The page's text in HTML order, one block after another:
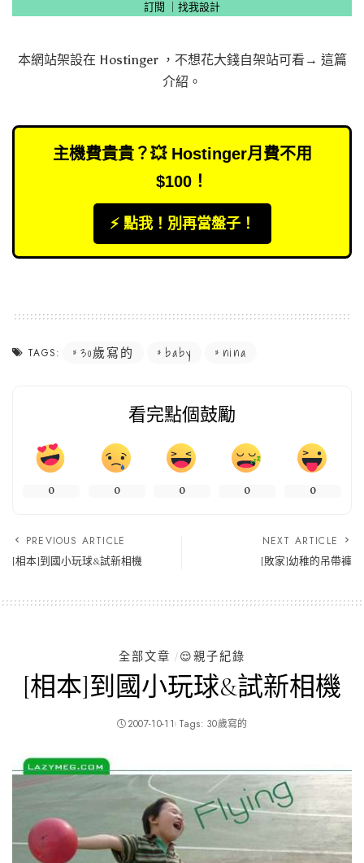
訂閱
找我設計
本網站架設在 Hostinger，不想花大錢自架站可看→ 這篇
介紹 。
主機費貴貴？💥 Hostinger月費不用
$100！
⚡️ 點我！別再當盤子！
TAGS: 30歲寫的 baby nina
看完點個鼓勵
0 0 0 0 0
PREVIOUS ARTICLE
[相本]到國小玩球&試新相機
NEXT ARTICLE
[敗家]幼稚的吊帶褲
全部文章 😌親子紀錄
[相本]到國小玩球&試新相機
2007-10-11 Tags: 30歲寫的